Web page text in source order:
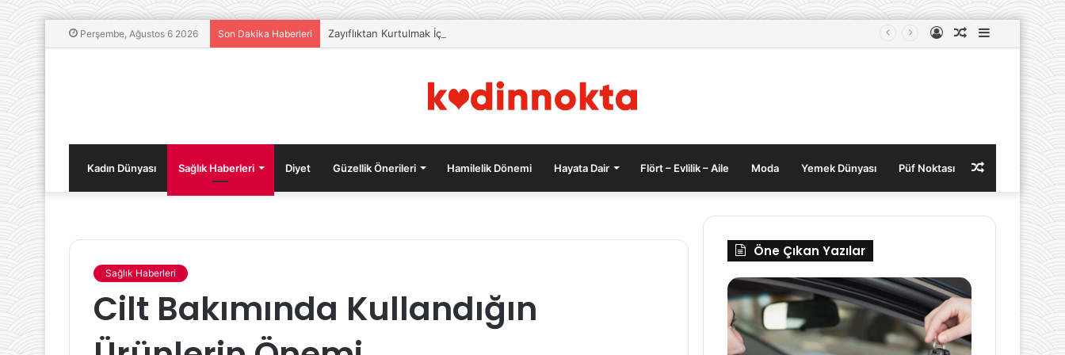
Perşembe, Ağustos 6 2026 Son Dakika Haberleri Zayıflıktan Kurtulmak İçin Beslenme Önerileri
Kenar
Bölmesi
Rastgele
Kayıt
Kadın Dünyası Sağlık Haberleri Diyet Güzellik Önerileri Hamilelik Dönemi Hayata Dair Flört – Evlilik – Aile Moda Yemek Dünyası Püf Noktası Rastgele
Makale
Sağlık Haberleri
Cilt Bakımında Kullandığın
Öne Çıkan Yazılar
Sırları:
Ciltteki
Kırışıklıkları
Önlemenin
Temizliği
Neden
Ankara
Oto
Kiralama
Gebelikte
Sağlıklı
Alımı
Nasıl